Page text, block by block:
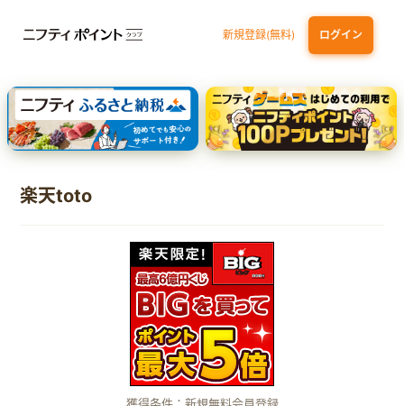
新規登録(無料) ログイン
dカード 九州カードNEXT JCB ORIGINAL SERIES：JCBカード S
三井住友カード ゴールド（NL）（家族カード発行）
【実質初月無料】DMM | Disney+(ディズニープラス) セットプラン
楽天toto
獲得条件：新規無料会員登録